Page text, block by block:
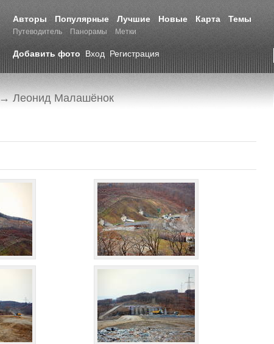
Авторы Популярные Лучшие Новые Карта Темы
Путеводитель Панорамы Метки
Добавить фото Вход Регистрация
→ Леонид Малашёнок